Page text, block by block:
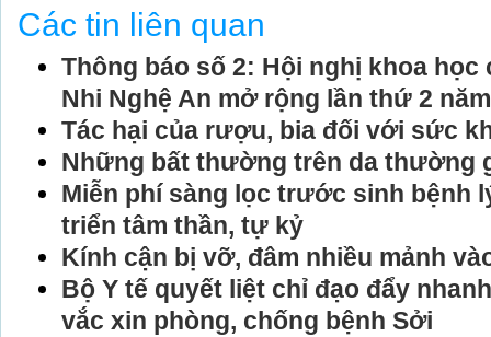
Các tin liên quan
Thông báo số 2: Hội nghị khoa học
Nhi Nghệ An mở rộng lần thứ 2
Tác hại của rượu, bia đối với sức
Những bất thường trên da thường
Miễn phí sàng lọc trước sinh bệnh
triển tâm thần, tự kỷ
Kính cận bị vỡ, đâm nhiều mảnh
Bộ Y tế quyết liệt chỉ đạo đẩy
vắc xin phòng, chống bệnh Sởi